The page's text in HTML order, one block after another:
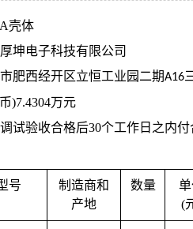
壳体
坤电子科技有限公司
肥西经开区立恒工业园二期A16
)7.4304万元
试验收合格后30个工作日之内付
号
制造商和
产地
数量
(